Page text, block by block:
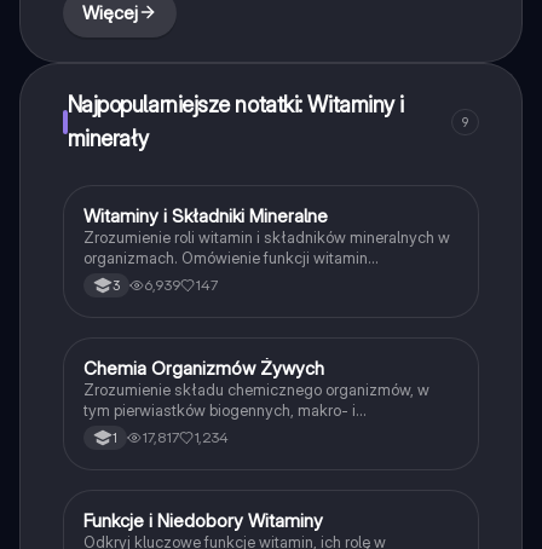
Więcej
Najpopularniejsze notatki: Witaminy i
minerały
9
Biologia
Witaminy i Składniki Mineralne
Zrozumienie roli witamin i składników mineralnych w
organizmach. Omówienie funkcji witamin
rozpuszczalnych w wodzie i tłuszczach, ich źródeł
oraz skutków niedoboru. Analiza makro- i
poziomie rozszerzonym.
3 6,939 147
Biologia
Chemia Organizmów Żywych
Zrozumienie składu chemicznego organizmów, w
tym pierwiastków biogennych, makro- i
mikroelementów oraz właściwości wody. Materiał
obejmuje wiązania chemiczne, oddziaływania
przygotowujących się do egzaminów z biologii.
1 17,817 1,234
Biologia
Funkcje i Niedobory Witaminy
Odkryj kluczowe funkcje witamin, ich rolę w